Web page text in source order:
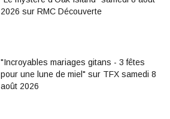
2026 sur RMC Découverte
"Incroyables mariages gitans - 3 fêtes
pour une lune de miel" sur TFX samedi 8
août 2026